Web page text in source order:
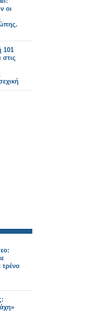
οι
101
στις
τρένο